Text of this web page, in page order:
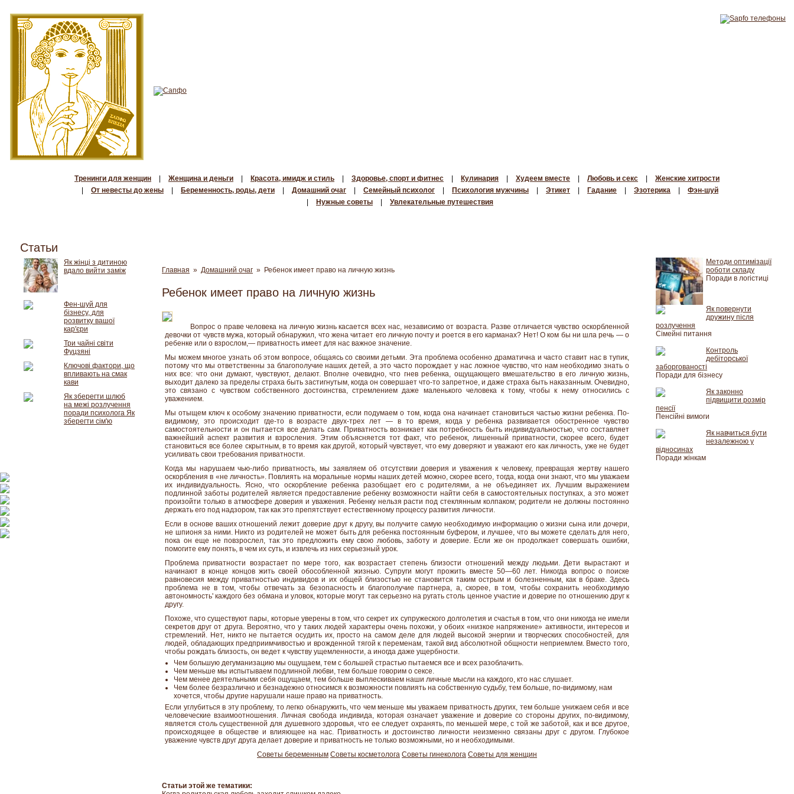
Тренинги для женщин Женщина и деньги Красота, имидж и стиль Здоровье, спорт и фитнес Кулинария Худеем вместе Любовь и секс
Женские хитрости
От невесты до жены Беременность, роды, дети Домашний очаг Семейный психолог Психология мужчины Этикет Гадание Эзотерика
Фэн-шуй
Нужные советы Увлекательные путешествия
Главная » Домашний очаг » Ребенок имеет право на личную жизнь
Ребенок имеет право на личную жизнь
Вопрос о праве человека на личную жизнь касается всех нас, независимо от возраста. Разве отличается чувство оскорбленной
девочки от чувств мужа, который обнаружил, что жена читает его личную почту и роется в его карманах? Нет! О ком бы ни шла речь — о
ребенке или о взрослом,— приватность имеет для нас важное значение.
Мы можем многое узнать об этом вопросе, общаясь со своими детьми. Эта проблема особенно драматична и часто ставит нас в тупик,
потому что мы ответственны за благополучие наших детей, а это часто порождает у нас ложное чувство, что нам необходимо знать о
них все: что они думают, чувствуют, делают. Вполне очевидно, что гнев ребенка, ощущающего вмешательство в его личную жизнь,
выходит далеко за пределы страха быть застигнутым, когда он совершает что-то запретное, и даже страха быть наказанным. Очевидно,
это связано с чувством собственного достоинства, стремлением даже маленького человека к тому, чтобы к нему относились с
уважением.
Мы отыщем ключ к особому значению приватности, если подумаем о том, когда она начинает становиться частью жизни ребенка. По-
видимому, это происходит где-то в возрасте двух-трех лет — в то время, когда у ребенка развивается обостренное чувство
самостоятельности и он пытается все делать сам. Приватность возникает как потребность быть индивидуальностью, что составляет
важнейший аспект развития и взросления. Этим объясняется тот факт, что ребенок, лишенный приватности, скорее всего, будет
становиться все более скрытным, в то время как другой, который чувствует, что ему доверяют и уважают его как личность, уже не будет
усиливать свои требования приватности.
Когда мы нарушаем чью-либо приватность, мы заявляем об отсутствии доверия и уважения к человеку, превращая жертву нашего
оскорбления в «не личность». Повлиять на моральные нормы наших детей можно, скорее всего, тогда, когда они знают, что мы уважаем
их индивидуальность. Ясно, что оскорбление ребенка разобщает его с родителями, а не объединяет их. Лучшим выражением
подлинной заботы родителей является предоставление ребенку возможности найти себя в самостоятельных поступках, а это может
произойти только в атмосфере доверия и уважения. Ребенку нельзя расти под стеклянным колпаком; родители не должны постоянно
держать его под надзором, так как это препятствует естественному процессу развития личности.
Если в основе ваших отношений лежит доверие друг к другу, вы получите самую необходимую информацию о жизни сына или дочери,
не шпионя за ними. Никто из родителей не может быть для ребенка постоянным буфером, и лучшее, что вы можете сделать для него,
пока он еще не повзрослел, так это предложить ему свою любовь, заботу и доверие. Если же он продолжает совершать ошибки,
помогите ему понять, в чем их суть, и извлечь из них серьезный урок.
Проблема приватности возрастает по мере того, как возрастает степень близости отношений между людьми. Дети вырастают и
начинают в конце концов жить своей обособленной жизнью. Супруги могут прожить вместе 50—60 лет. Никогда вопрос о поиске
равновесия между приватностью индивидов и их общей близостью не становится таким острым и болезненным, как в браке. Здесь
проблема не в том, чтобы отвечать за безопасность и благополучие партнера, а, скорее, в том, чтобы сохранить необходимую
автономность' каждого без обмана и уловок, которые могут так серьезно на ругать столь ценное участие и доверие по отношению друг к
другу.
Похоже, что существуют пары, которые уверены в том, что секрет их супружеского долголетия и счастья в том, что они никогда не имели
секретов друг от друга. Вероятно, что у таких людей характеры очень похожи, у обоих «низкое напряжение» активности, интересов и
стремлений. Нет, никто не пытается осудить их, просто на самом деле для людей высокой энергии и творческих способностей, для
людей, обладающих предприимчивостью и врожденной тягой к переменам, такой вид абсолютной общности неприемлем. Вместо того,
чтобы рождать близость, он ведет к чувству ущемленности, а иногда даже ущербности.
Чем большую дегуманизацию мы ощущаем, тем с большей страстью пытаемся все и всех разоблачить.
Чем меньше мы испытываем подлинной любви, тем больше говорим о сексе.
Чем менее деятельными себя ощущаем, тем больше выплескиваем наши личные мысли на каждого, кто нас слушает.
Чем более безразлично и безнадежно относимся к возможности повлиять на собственную судьбу, тем больше, по-видимому, нам
хочется, чтобы другие нарушали наше право на приватность.
Если углубиться в эту проблему, то легко обнаружить, что чем меньше мы уважаем приватность других, тем больше унижаем себя и все
человеческие взаимоотношения. Личная свобода индивида, которая означает уважение и доверие со стороны других, по-видимому,
является столь существенной для душевного здоровья, что ее следует охранять, по меньшей мере, с той же заботой, как и все другое,
происходящее в обществе и влияющее на нас. Приватность и достоинство личности неизменно связаны друг с другом. Глубокое
уважение чувств друг друга делает доверие и приватность не только возможными, но и необходимыми.
Советы беременным Советы косметолога Советы гинеколога Советы для женщин
Статьи этой же тематики:
Статьи
Як жінці з дитиною
вдало вийти заміж
Фен-шуй для
бізнесу, для
розвитку вашої
кар'єри
Три чайні світи
Фуцзяні
Ключові фактори, що
впливають на смак
кави
Як зберегти шлюб
на межі розлучення
поради психолога Як
зберегти сім'ю
Методи оптимізації
роботи складу
Поради в логістиці
Як повернути
дружину після
розлучення
Сімейні питання
Контроль
дебіторської
заборгованості
Поради для бізнесу
Як законно
підвищити розмір
пенсії
Пенсійні вимоги
Як навчиться бути
незалежною у
відносинах
Поради жінкам